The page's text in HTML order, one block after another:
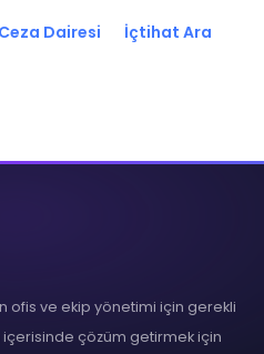
Dairesi İçtihat Ara
ofis ve ekip yönetimi için gerekli
çözüm getirmek için